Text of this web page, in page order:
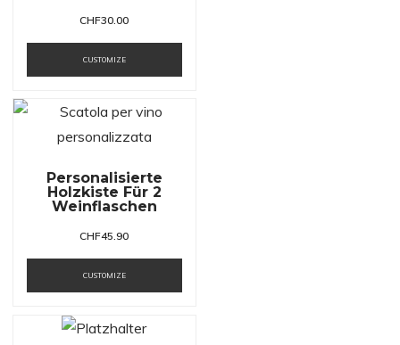
CHF30.00
CUSTOMIZE
Personalisierte
Holzkiste Für 2
Weinflaschen
CHF45.90
CUSTOMIZE